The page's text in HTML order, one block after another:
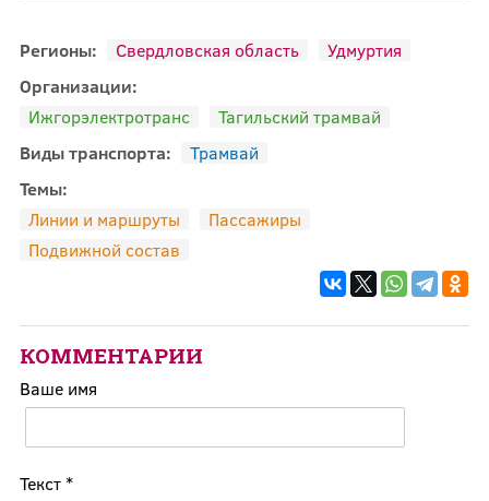
Регионы: Свердловская область
Удмуртия
Организации:
Ижгорэлектротранс
Тагильский трамвай
Виды транспорта:
Трамвай
Темы:
Линии и маршруты
Пассажиры
Подвижной состав
КОММЕНТАРИИ
Ваше имя
Текст *